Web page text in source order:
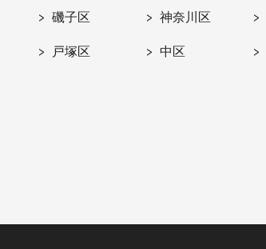
磯子区 神奈川区
戸塚区 中区